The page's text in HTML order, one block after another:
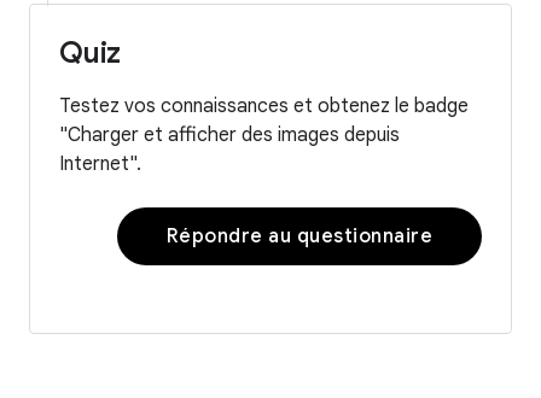
Quiz
Testez vos connaissances et obtenez le badge
"Charger et afficher des images depuis
Internet".
Répondre au questionnaire